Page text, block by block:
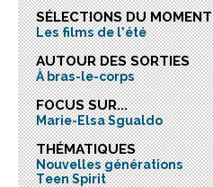
SÉLECTIONS DU MOMENT
Les films de l’été
AUTOUR DES SORTIES
À bras-le-corps
FOCUS SUR...
Marie-Elsa Sgualdo
THÉMATIQUES
Nouvelles générations
Teen Spirit